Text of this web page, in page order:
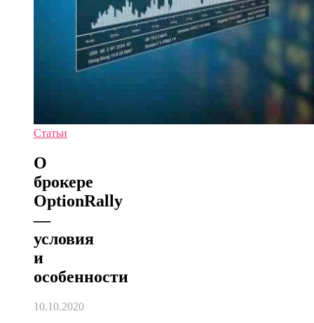
Статьи
О
брокере
OptionRally
—
условия
и
особенности
10.10.2020